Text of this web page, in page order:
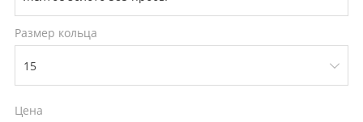
Размер кольца
Цена